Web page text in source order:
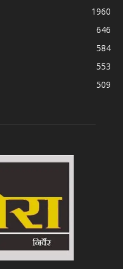
1960
646
584
553
509